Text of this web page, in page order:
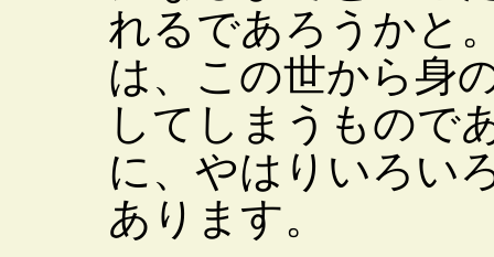
れるであろうかと
は、この世から身
してしまうもので
に、やはりいろい
あります。